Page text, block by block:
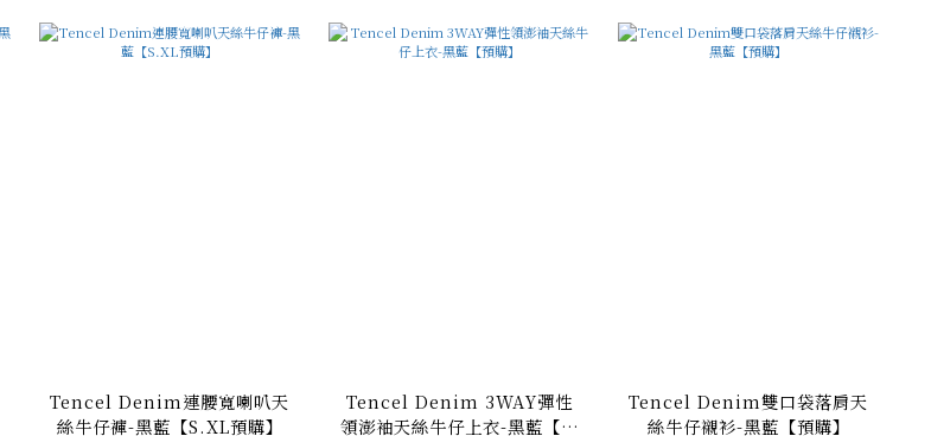
Tencel Denim連腰寬喇叭天
絲牛仔褲-黑藍【S.XL預購】
Tencel Denim 3WAY彈性
領澎袖天絲牛仔上衣-黑藍【預
Tencel Denim雙口袋落肩天
絲牛仔襯衫-黑藍【預購】